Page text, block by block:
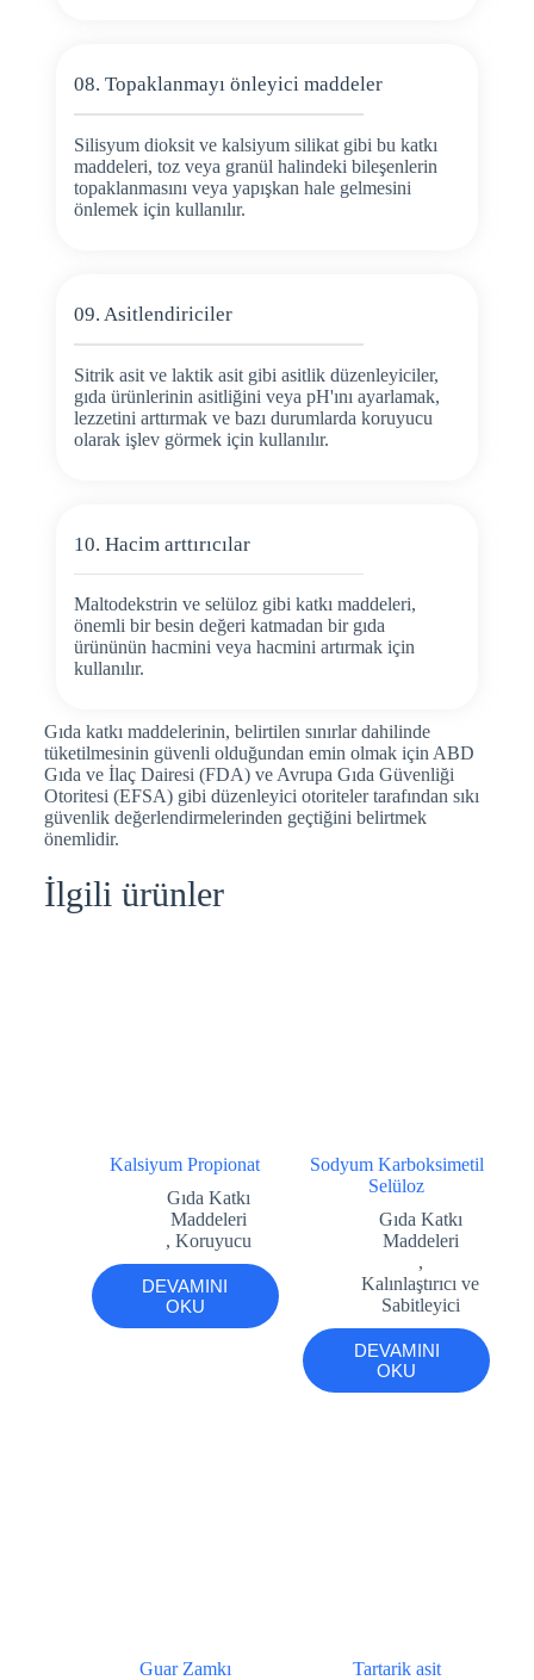
08. Topaklanmayı önleyici maddeler
Silisyum dioksit ve kalsiyum silikat gibi bu katkı
maddeleri, toz veya granül halindeki bileşenlerin
topaklanmasını veya yapışkan hale gelmesini
önlemek için kullanılır.
09. Asitlendiriciler
Sitrik asit ve laktik asit gibi asitlik düzenleyiciler,
gıda ürünlerinin asitliğini veya pH'ını ayarlamak,
lezzetini arttırmak ve bazı durumlarda koruyucu
olarak işlev görmek için kullanılır.
10. Hacim arttırıcılar
Maltodekstrin ve selüloz gibi katkı maddeleri,
önemli bir besin değeri katmadan bir gıda
ürününün hacmini veya hacmini artırmak için
kullanılır.
Gıda katkı maddelerinin, belirtilen sınırlar dahilinde
tüketilmesinin güvenli olduğundan emin olmak için ABD
Gıda ve İlaç Dairesi (FDA) ve Avrupa Gıda Güvenliği
Otoritesi (EFSA) gibi düzenleyici otoriteler tarafından sıkı
güvenlik değerlendirmelerinden geçtiğini belirtmek
önemlidir.
İlgili ürünler
Kalsiyum Propionat
Gıda Katkı
Maddeleri
,Koruyucu
DEVAMINI
OKU
Sodyum Karboksimetil
Selüloz
Gıda Katkı
Maddeleri
,
Kalınlaştırıcı ve
Sabitleyici
DEVAMINI
OKU
Guar Zamkı
Tartarik asit